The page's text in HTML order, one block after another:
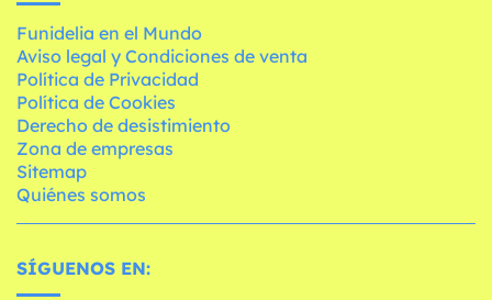
Funidelia en el Mundo
Aviso legal y Condiciones de venta
Política de Privacidad
Política de Cookies
Derecho de desistimiento
Zona de empresas
Sitemap
Quiénes somos
SÍGUENOS EN: